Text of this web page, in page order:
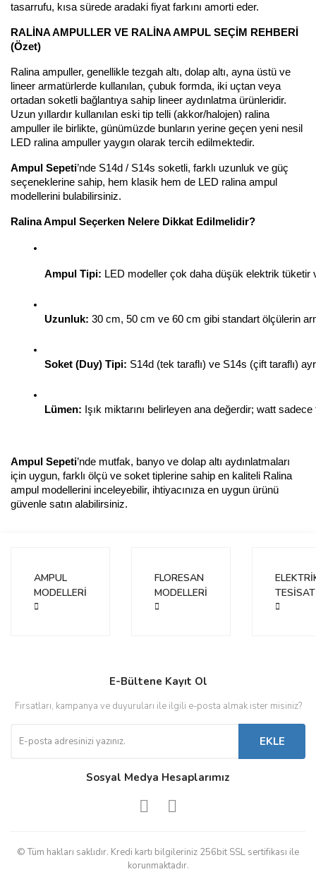
tasarrufu, kısa sürede aradaki fiyat farkını amorti eder.
RALİNA AMPULLER VE RALİNA AMPUL SEÇİM REHBERİ
(Özet)
Ralina ampuller, genellikle tezgah altı, dolap altı, ayna üstü ve
lineer armatürlerde kullanılan, çubuk formda, iki uçtan veya
ortadan soketli bağlantıya sahip lineer aydınlatma ürünleridir.
Uzun yıllardır kullanılan eski tip telli (akkor/halojen) ralina
ampuller ile birlikte, günümüzde bunların yerine geçen yeni nesil
LED ralina ampuller yaygın olarak tercih edilmektedir.
Ampul Sepeti’nde S14d / S14s soketli, farklı uzunluk ve güç
seçeneklerine sahip, hem klasik hem de LED ralina ampul
modellerini bulabilirsiniz.
Ralina Ampul Seçerken Nelere Dikkat Edilmelidir?
Ampul Tipi: LED modeller çok daha düşük elektrik tüketir
Uzunluk: 30 cm, 50 cm ve 60 cm gibi standart ölçülerin
Soket (Duy) Tipi: S14d (tek taraflı) ve S14s (çift taraflı)
Lümen: Işık miktarını belirleyen ana değerdir; watt
Ampul Sepeti’nde mutfak, banyo ve dolap altı aydınlatmaları
için uygun, farklı ölçü ve soket tiplerine sahip en kaliteli Ralina
ampul modellerini inceleyebilir, ihtiyacınıza en uygun ürünü
güvenle satın alabilirsiniz.
AMPUL
MODELLERİ
FLORESAN
MODELLERİ
TESİSAT
E-Bültene Kayıt Ol
Fırsatları, kampanya ve duyuruları ile ilgili e-posta almak ister misiniz?
EKLE
Sosyal Medya Hesaplarımız
© Tüm hakları saklıdır. Kredi kartı bilgileriniz 256bit SSL sertifikası ile
korunmaktadır.